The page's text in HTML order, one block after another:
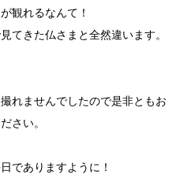
観れるなんて！
てきた仏さまと全然違います。
れませんでしたので是非ともお
さい。
でありますように！